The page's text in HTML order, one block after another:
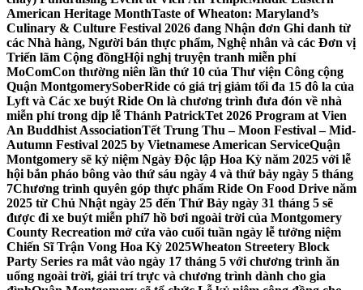
American Heritage MonthTaste of Wheaton: Maryland’s
Culinary & Culture Festival 2026 đang Nhận đơn Ghi danh từ
các Nhà hàng, Người bán thực phẩm, Nghệ nhân và các Đơn vị
Triển lãm Cộng đồngHội nghị truyện tranh miễn phí
MoComCon thường niên lần thứ 10 của Thư viện Công cộng
Quận MontgomerySoberRide có giá trị giảm tối đa 15 đô la của
Lyft và Các xe buýt Ride On là chương trình đưa đón về nhà
miễn phí trong dịp lễ Thánh PatrickTet 2026 Program at Vien
An Buddhist AssociationTết Trung Thu – Moon Festival – Mid-
Autumn Festival 2025 by Vietnamese American ServiceQuận
Montgomery sẽ kỷ niệm Ngày Độc lập Hoa Kỳ năm 2025 với lễ
hội bắn pháo bông vào thứ sáu ngày 4 và thứ bảy ngày 5 tháng
7Chương trình quyên góp thực phẩm Ride On Food Drive năm
2025 từ Chủ Nhật ngày 25 đến Thứ Bảy ngày 31 tháng 5 sẽ
được đi xe buýt miễn phí7 hồ bơi ngoài trời của Montgomery
County Recreation mở cửa vào cuối tuần ngày lễ tưởng niệm
Chiến Sĩ Trận Vong Hoa Kỳ 2025Wheaton Streetery Block
Party Series ra mắt vào ngày 17 tháng 5 với chương trình ăn
uống ngoài trời, giải trí trực và chương trình dành cho gia